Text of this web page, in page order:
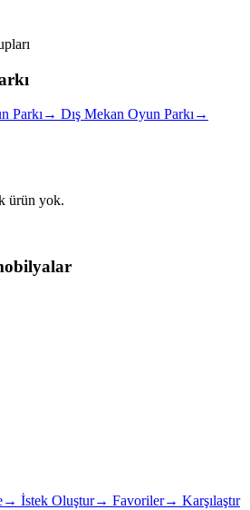
Parkı→ Dış Mekan Oyun Parkı→
ürün yok.
→ İstek Oluştur→ Favoriler→ Karşılaştır